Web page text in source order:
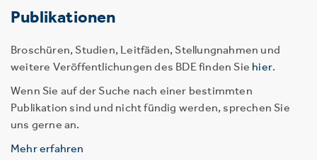
Publikationen
Broschüren, Studien, Leitfäden, Stellungnahmen und
weitere Veröffentlichungen des BDE finden Sie hier.
Wenn Sie auf der Suche nach einer bestimmten
Publikation sind und nicht fündig werden, sprechen Sie
uns gerne an.
Mehr erfahren